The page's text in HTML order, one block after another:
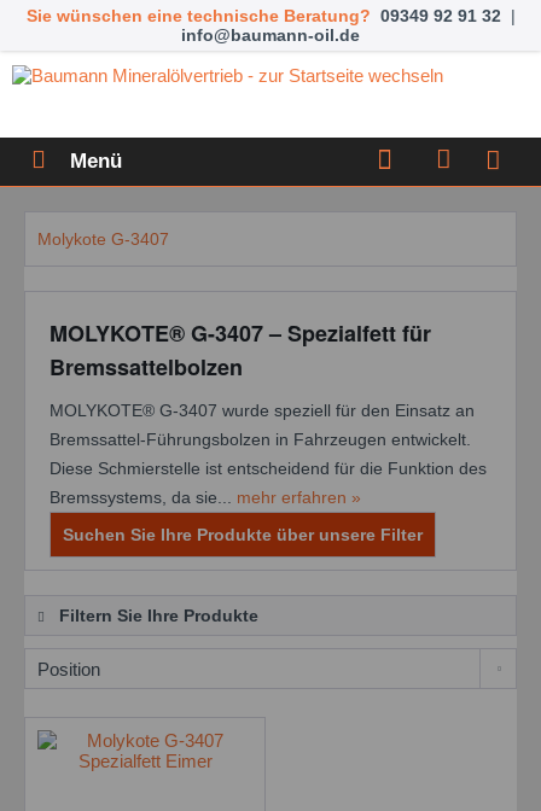
Sie wünschen eine technische Beratung? 09349 92 91 32 |
info@baumann-oil.de
Menü
Molykote G-3407
MOLYKOTE® G-3407 – Spezialfett für
Bremssattelbolzen
MOLYKOTE® G-3407 wurde speziell für den Einsatz an
Bremssattel-Führungsbolzen in Fahrzeugen entwickelt.
Diese Schmierstelle ist entscheidend für die Funktion des
Bremssystems, da sie... mehr erfahren »
Suchen Sie Ihre Produkte über unsere Filter
Filtern Sie Ihre Produkte